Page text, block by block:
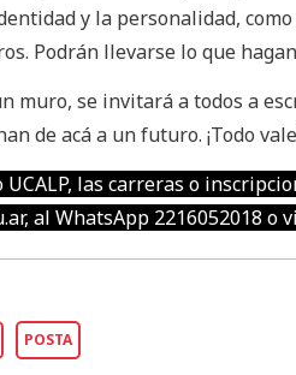
y la personalidad,
Podrán llevarse lo que
muro, se invitará a todos a
de acá a un futuro. ¡Todo
las carreras o
, al WhatsApp 2216052018 o
POSTA